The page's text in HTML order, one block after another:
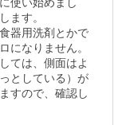
ます。
器用洗剤とかで
になりません。
ては、側面はよ
としている）が
すので、確認し